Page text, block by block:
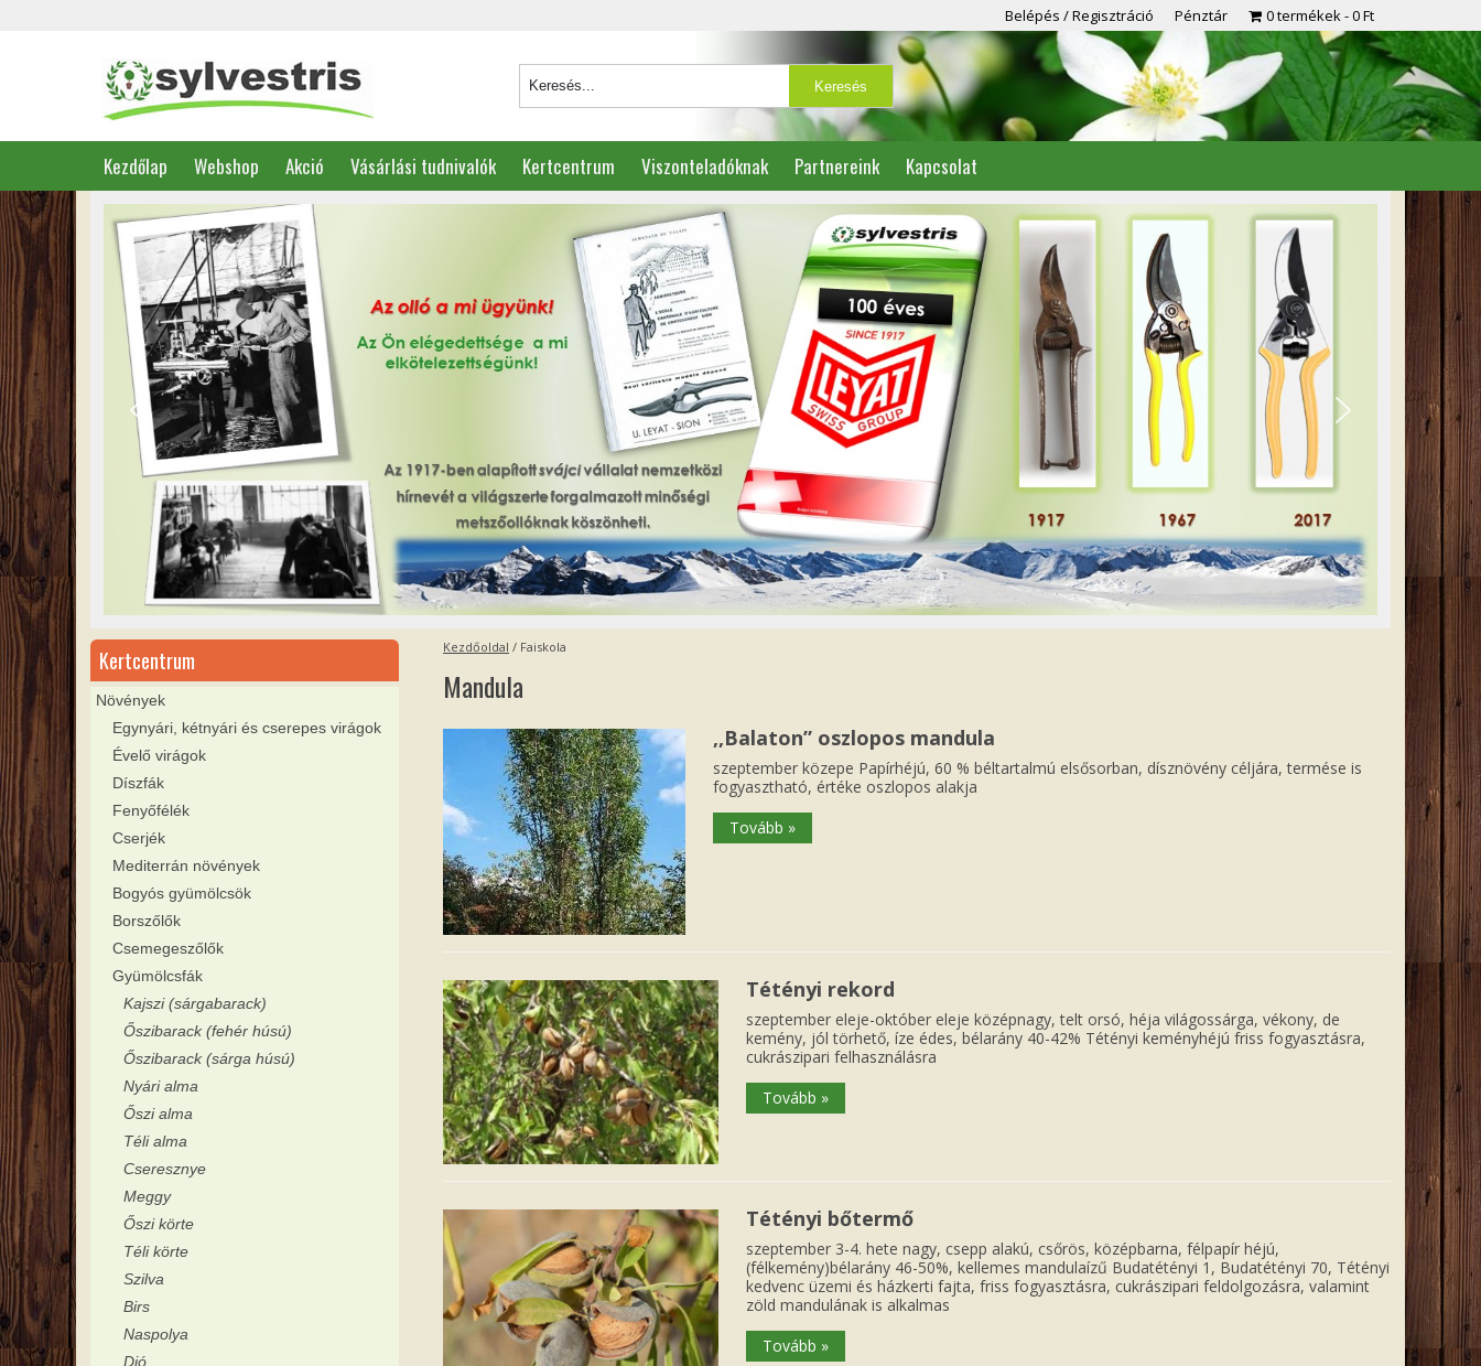
Belépés / Regisztráció Pénztár 0 termékek 0 Ft
Kezdőlap Webshop Akció Vásárlási tudnivalók Kertcentrum Viszonteladóknak Partnereink Kapcsolat
Kezdőoldal / Faiskola
Mandula
,,Balaton” oszlopos mandula
szeptember közepe Papírhéjú, 60 % béltartalmú elsősorban, dísznövény céljára, termése is
fogyasztható, értéke oszlopos alakja
Tovább »
Tétényi rekord
szeptember eleje-október eleje középnagy, telt orsó, héja világossárga, vékony, de
kemény, jól törhető, íze édes, bélarány 40-42% Tétényi keményhéjú friss fogyasztásra,
cukrászipari felhasználásra
Tovább »
Tétényi bőtermő
szeptember 3-4. hete nagy, csepp alakú, csőrös, középbarna, félpapír héjú,
(félkemény)bélarány 46-50%, kellemes mandulaízű Budatétényi 1, Budatétényi 70, Tétényi
kedvenc üzemi és házkerti fajta, friss fogyasztásra, cukrászipari feldolgozásra, valamint
zöld mandulának is alkalmas
Tovább »
Kertcentrum
Növények
Egynyári, kétnyári és cserepes virágok
Évelő virágok
Díszfák
Fenyőfélék
Cserjék
Mediterrán növények
Bogyós gyümölcsök
Borszőlők
Csemegeszőlők
Gyümölcsfák
Kajszi (sárgabarack)
Őszibarack (fehér húsú)
Őszibarack (sárga húsú)
Nyári alma
Őszi alma
Téli alma
Cseresznye
Meggy
Őszi körte
Téli körte
Szilva
Birs
Naspolya
Dió